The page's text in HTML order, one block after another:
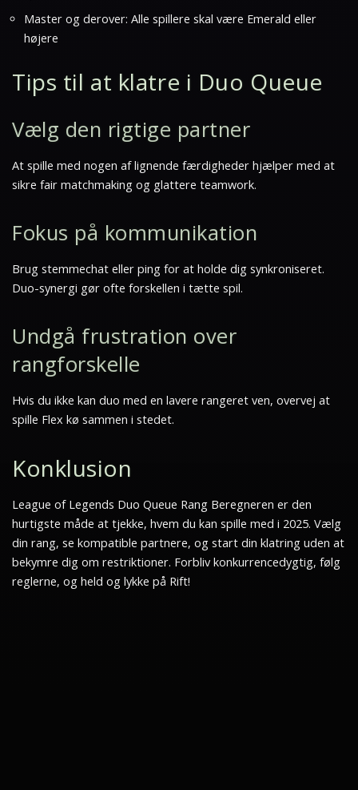
Master og derover: Alle spillere skal være Emerald eller
højere
Tips til at klatre i Duo Queue
Vælg den rigtige partner
At spille med nogen af lignende færdigheder hjælper med at
sikre fair matchmaking og glattere teamwork.
Fokus på kommunikation
Brug stemmechat eller ping for at holde dig synkroniseret.
Duo-synergi gør ofte forskellen i tætte spil.
Undgå frustration over
rangforskelle
Hvis du ikke kan duo med en lavere rangeret ven, overvej at
spille Flex kø sammen i stedet.
Konklusion
League of Legends Duo Queue Rang Beregneren er den
hurtigste måde at tjekke, hvem du kan spille med i 2025. Vælg
din rang, se kompatible partnere, og start din klatring uden at
bekymre dig om restriktioner. Forbliv konkurrencedygtig, følg
reglerne, og held og lykke på Rift!